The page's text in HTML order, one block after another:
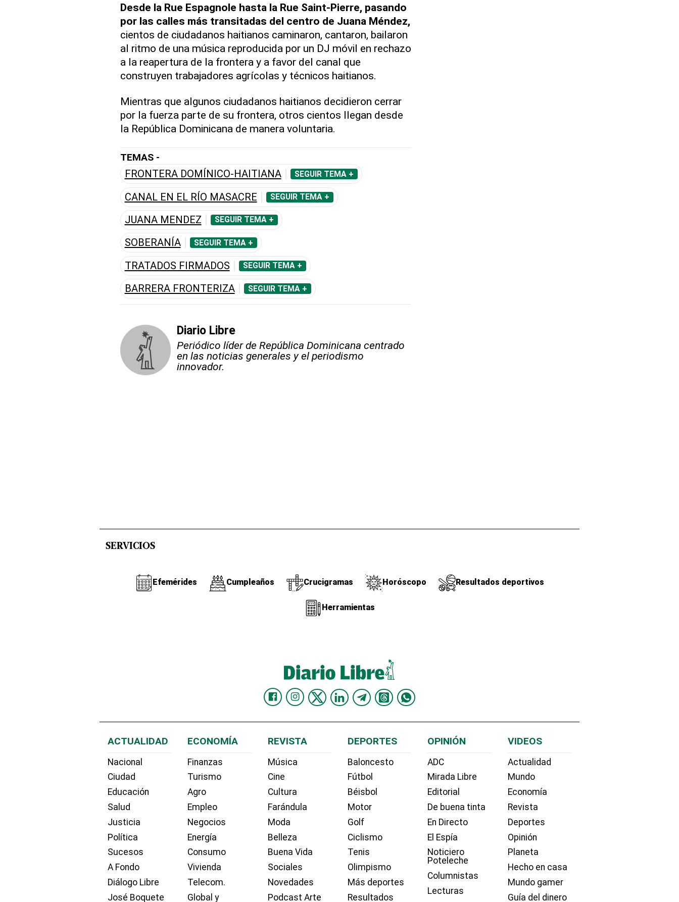
Desde la Rue Espagnole hasta la Rue Saint-Pierre, pasando
por las calles más transitadas del centro de Juana Méndez,
cientos de ciudadanos haitianos caminaron, cantaron, bailaron
al ritmo de una música reproducida por un DJ móvil en rechazo
a la reapertura de la frontera y a favor del canal que
construyen trabajadores agrícolas y técnicos haitianos.
Mientras que algunos ciudadanos haitianos decidieron cerrar
por la fuerza parte de su frontera, otros cientos llegan desde
la República Dominicana de manera voluntaria.
TEMAS -
FRONTERA DOMÍNICO-HAITIANA SEGUIR TEMA +
CANAL EN EL RÍO MASACRE SEGUIR TEMA +
JUANA MENDEZ SEGUIR TEMA +
SOBERANÍA SEGUIR TEMA +
TRATADOS FIRMADOS SEGUIR TEMA +
BARRERA FRONTERIZA SEGUIR TEMA +
Diario Libre
Periódico líder de República Dominicana centrado
en las noticias generales y el periodismo
innovador.
SERVICIOS
Efemérides Cumpleaños Crucigramas Horóscopo Resultados deportivos
Herramientas
ACTUALIDAD
Nacional
Ciudad
Educación
Salud
Justicia
Política
Sucesos
A Fondo
Diálogo Libre
José Boquete
ECONOMÍA
Finanzas
Turismo
Agro
Empleo
Negocios
Energía
Consumo
Vivienda
Telecom.
Global y
REVISTA
Música
Cine
Cultura
Farándula
Moda
Belleza
Buena Vida
Sociales
Novedades
Podcast Arte
DEPORTES
Baloncesto
Fútbol
Béisbol
Motor
Golf
Ciclismo
Tenis
Olimpismo
Más deportes
Resultados
OPINIÓN
ADC
Mirada Libre
Editorial
De buena tinta
En Directo
El Espía
Noticiero
Poteleche
Columnistas
Lecturas
VIDEOS
Actualidad
Mundo
Economía
Revista
Deportes
Opinión
Planeta
Hecho en casa
Mundo gamer
Guía del dinero